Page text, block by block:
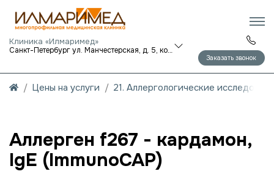
Клиника «Илмаримед»
Санкт-Петербург ул. Манчестерская, д. 5, корп. 1
Заказать звонок
Цены на услуги 21. Аллергологические
Аллерген f267 - кардамон,
IgE (ImmunoCAP)